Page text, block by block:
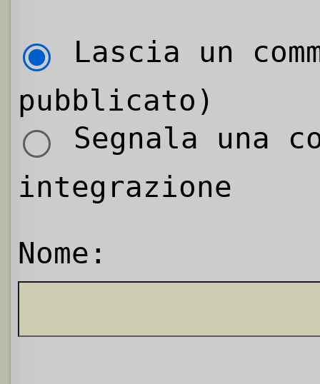
Lascia un
pubblicato)
Segnala una
integrazione
Nome: